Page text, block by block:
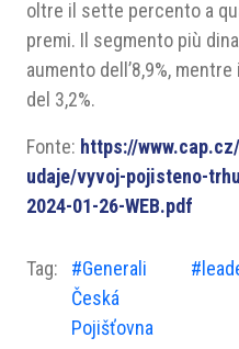
oltre il sette percento a
premi. Il segmento più
aumento dell’8,9%,
del 3,2%.
Fonte: https://
udaje/vyvoj-pojisteno-
2024-01-26-WEB.pdf
Tag:
#Generali
Česká
Pojišťovna